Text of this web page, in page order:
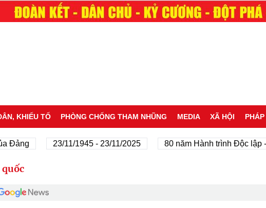
KHIẾU TỐ PHÒNG CHỐNG THAM NHŨNG MEDIA XÃ HỘI
23/11/1945 - 23/11/2025 80 năm Hành trình Độc lập - Tự